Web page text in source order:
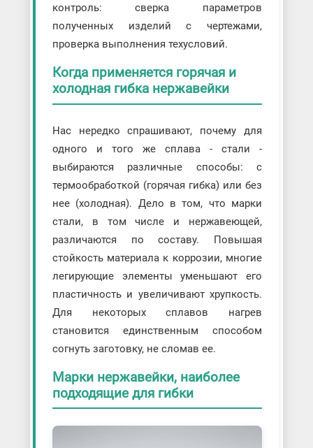
контроль: сверка параметров
полученных изделий с чертежами,
проверка выполнения техусловий.
Когда применяется горячая и
холодная гибка нержавейки
Нас нередко спрашивают, почему для
одного и того же сплава - стали -
выбираются различные способы: с
термообработкой (горячая гибка) или без
нее (холодная). Дело в том, что марки
стали, в том числе и нержавеющей,
различаются по составу. Повышая
стойкость материала к коррозии, многие
легирующие элементы уменьшают его
пластичность и увеличивают хрупкость.
Для некоторых сплавов нагрев
становится единственным способом
согнуть заготовку, не сломав ее.
Марки нержавейки, наиболее
подходящие для гибки